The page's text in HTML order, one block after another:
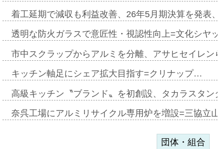
着工延期で減収も利益改善、26年5月期決算を発表
透明な防火ガラスで意匠性・視認性向上=文化シヤ
市中スクラップからアルミを分離、アサヒセイレ
キッチン軸足にシェア拡大目指す=クリナップ…
高級キッチン〝ブランド〟を初創設、タカラスタ
奈呉工場にアルミリサイクル専用炉を増設=三協立
団体・組合